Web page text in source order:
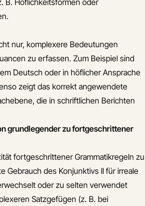
B. Höflichkeitsformen oder
nur, komplexere Bedeutungen
zu erfassen. Zum Beispiel sind
Deutsch oder in höflicher Ansprache
zeigt das korrekt angewendete
die in schriftlichen Berichten
grundlegender zu fortgeschrittener
fortgeschrittener Grammatikregeln zu
Gebrauch des Konjunktivs II für irreale
oder zu selten verwendet
Satzgefügen (z. B. bei